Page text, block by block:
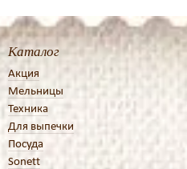
Каталог
Акция
Мельницы
Техника
Для выпечки
Посуда
Sonett